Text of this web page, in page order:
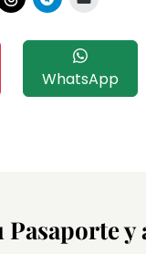
WhatsApp
y